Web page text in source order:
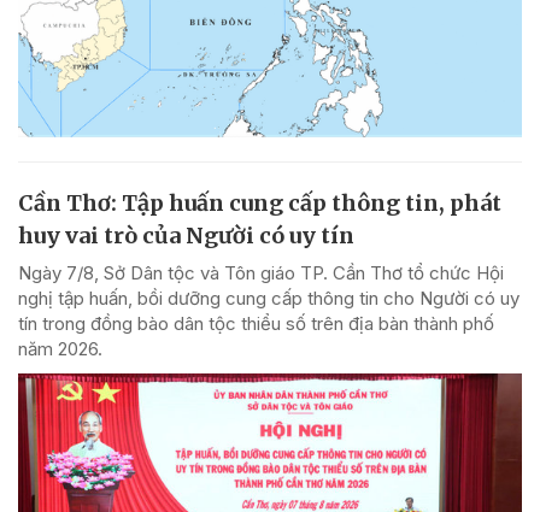
Cần Thơ: Tập huấn cung cấp thông tin, phát
huy vai trò của Người có uy tín
Ngày 7/8, Sở Dân tộc và Tôn giáo TP. Cần Thơ tổ chức Hội
nghị tập huấn, bồi dưỡng cung cấp thông tin cho Người có uy
tín trong đồng bào dân tộc thiểu số trên địa bàn thành phố
năm 2026.